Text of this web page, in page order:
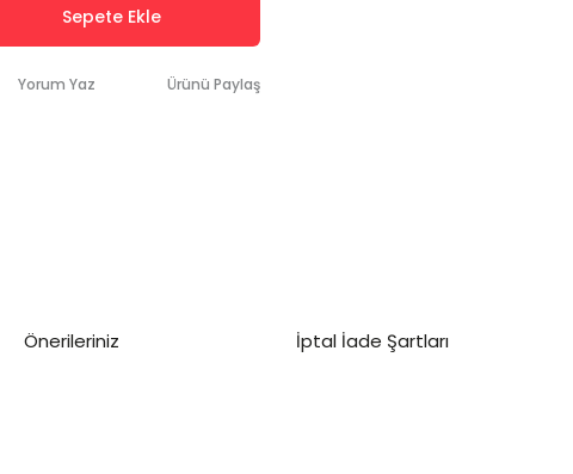
Sepete Ekle
Yorum Yaz Ürünü Paylaş
Önerileriniz İptal İade Şartları